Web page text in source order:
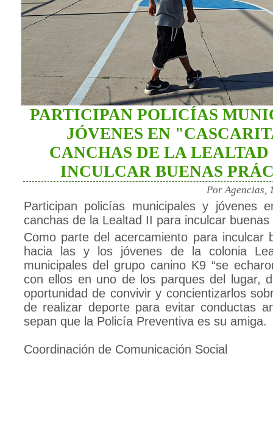
PARTICIPAN POLICÍAS
JÓVENES EN
CANCHAS DE LA
INCULCAR BUENAS
Por Agencias,
Participan policías municipales y jóvenes
canchas de la Lealtad II para inculcar buenas
Como parte del acercamiento para inculcar
hacia las y los jóvenes de la colonia
municipales del grupo canino K9 “se
con ellos en uno de los parques del lugar,
oportunidad de convivir y concientizarlos
de realizar deporte para evitar conductas
sepan que la Policía Preventiva es su amiga.
Coordinación de Comunicación Social